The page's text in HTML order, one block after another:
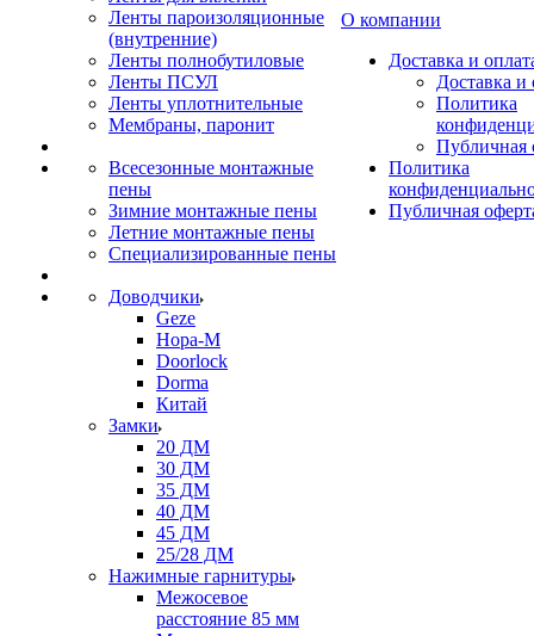
Ленты пароизоляционные
(внутренние)
Ленты полнобутиловые
Ленты ПСУЛ
Ленты уплотнительные
Мембраны, паронит
Всесезонные монтажные
пены
Зимние монтажные пены
Летние монтажные пены
Специализированные пены
Доводчики
Geze
Нора-М
Doorlock
Dorma
Китай
Замки
20 ДМ
30 ДМ
35 ДМ
40 ДМ
45 ДМ
25/28 ДМ
Нажимные гарнитуры
Межосевое
расстояние 85 мм
О компании
Доставка и
Доставка и
Политика
Публичная
Политика
Публичная